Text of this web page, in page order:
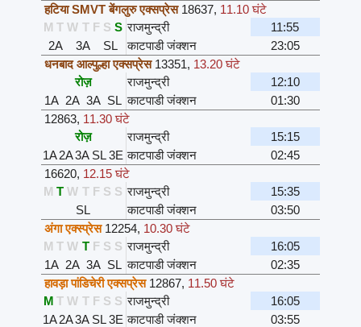
हटिया SMVT बेंगलुरु एक्सप्रेस 18637, 11.10 घंटे
M T W T F S S राजमुन्द्री
11:55
2A
3A SL काटपाडी जंक्शन
23:05
धनबाद आल्पुल्हा एक्सप्रेस 13351, 13.20 घंटे
रोज़
राजमुन्द्री
12:10
1A 2A 3A SL काटपाडी जंक्शन
01:30
12863, 11.30 घंटे
रोज़
राजमुन्द्री
15:15
1A2A3A SL3E काटपाडी जंक्शन
02:45
16620, 12.15 घंटे
M T W T F S S राजमुन्द्री
15:35
SL
काटपाडी जंक्शन
03:50
अंगा एक्स्प्रेस 12254, 10.30 घंटे
M T W T F S S राजमुन्द्री
16:05
1A 2A 3A SL काटपाडी जंक्शन
02:35
हावड़ा पांडिचेरी एक्सप्रेस 12867, 11.50 घंटे
M T W T F S S राजमुन्द्री
16:05
1A2A3A SL3E काटपाडी जंक्शन
03:55